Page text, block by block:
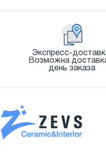
Экспресс-
Возможна
день заказа